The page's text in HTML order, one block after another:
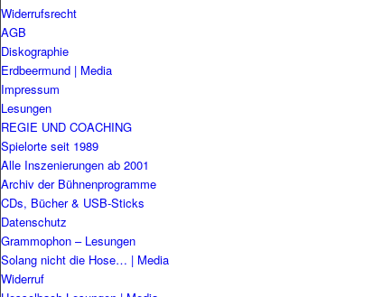
Widerrufsrecht
AGB
Diskographie
Erdbeermund | Media
Impressum
Lesungen
REGIE UND COACHING
Spielorte seit 1989
Alle Inszenierungen ab 2001
Archiv der Bühnenprogramme
CDs, Bücher & USB-Sticks
Datenschutz
Grammophon – Lesungen
Solang nicht die Hose… | Media
Widerruf